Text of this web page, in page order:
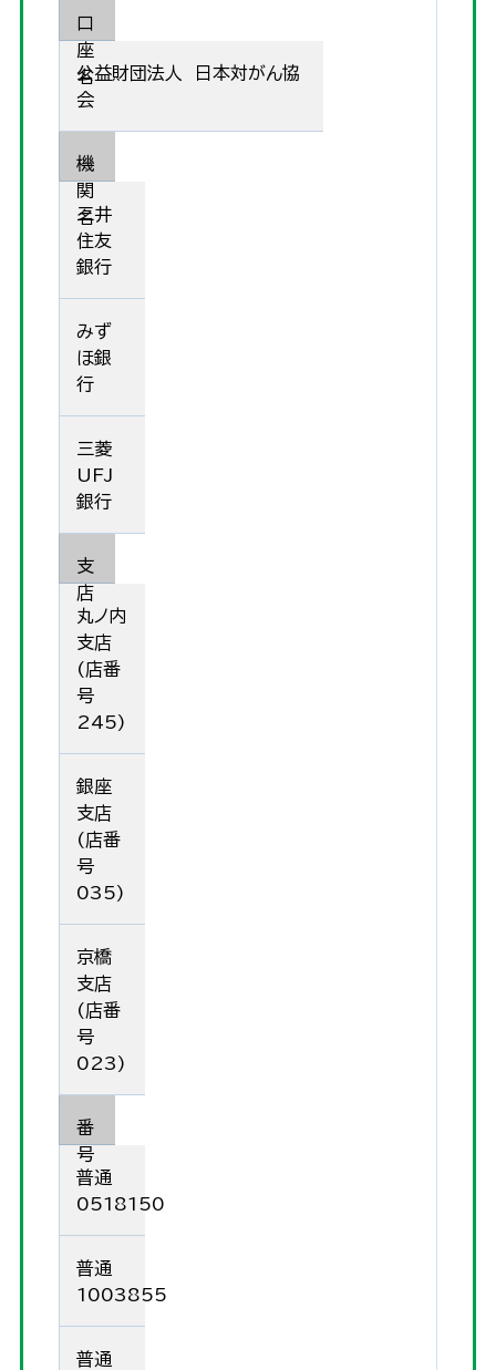
口
座
名
公益財団法人 日本対がん協
会
機
関
名
三井
住友
銀行
みず
ほ銀
行
三菱
UFJ
銀行
支
店
丸ノ内
支店
(店番
号
245)
銀座
支店
(店番
号
035)
京橋
支店
(店番
号
023)
番
号
普通
0518150
普通
1003855
普通